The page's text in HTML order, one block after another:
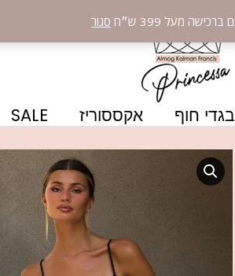
מעל 399 ש״ח סגור
בגדי חוף אקססוריז SALE